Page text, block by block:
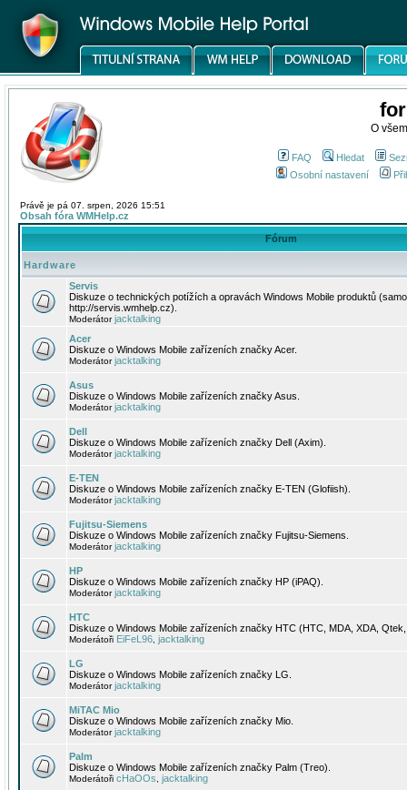
O
FAQ Hledat
Osobní nastavení
Právě je pá 07. srpen, 2026 15:51
Obsah fóra WMHelp.cz
Fórum
Hardware
Servis
Diskuze o technických potížích a opravách Windows Mobile produktů
http://servis.wmhelp.cz).
Moderátorjacktalking
Acer
Diskuze o Windows Mobile zařízeních značky Acer.
Moderátorjacktalking
Asus
Diskuze o Windows Mobile zařízeních značky Asus.
Moderátorjacktalking
Dell
Diskuze o Windows Mobile zařízeních značky Dell (Axim).
Moderátorjacktalking
E-TEN
Diskuze o Windows Mobile zařízeních značky E-TEN (Glofiish).
Moderátorjacktalking
Fujitsu-Siemens
Diskuze o Windows Mobile zařízeních značky Fujitsu-Siemens.
Moderátorjacktalking
HP
Diskuze o Windows Mobile zařízeních značky HP (iPAQ).
Moderátorjacktalking
HTC
Diskuze o Windows Mobile zařízeních značky HTC (HTC, MDA, XDA,
Moderátoři EiFeL96 jacktalking
LG
Diskuze o Windows Mobile zařízeních značky LG.
Moderátorjacktalking
MiTAC Mio
Diskuze o Windows Mobile zařízeních značky Mio.
Moderátorjacktalking
Palm
Diskuze o Windows Mobile zařízeních značky Palm (Treo).
Moderátoři cHaOOs jacktalking